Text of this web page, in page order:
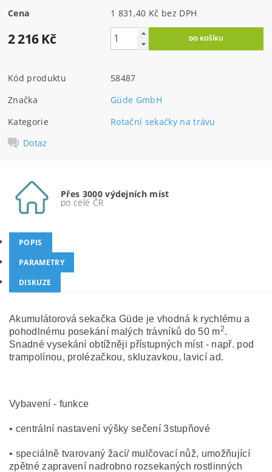
Cena 1 831,40 Kč bez DPH
2 216 Kč
Kód produktu
58487
Značka
Güde GmbH
Kategorie
Rotační sekačky na trávu
Dotaz
Přes 3000 výdejních míst
po celé ČR
POPIS
PARAMETRY
DISKUZE
Akumulátorová sekačka Güde je vhodná k rychlému a
pohodlnému posekání malých trávníků do 50 m2.
Snadné vysekání obtížněji přístupných míst - např. pod
trampolínou, prolézačkou, skluzavkou, lavicí ad.
Vybavení - funkce
• centrální nastavení výšky sečení 3stupňové
• speciálně tvarovaný žací/ mulčovací nůž, umožňující
zpětné zapravení nadrobno rozsekaných rostlinných